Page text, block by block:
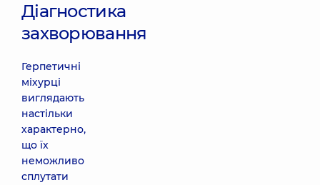
Діагностика
захворювання
Герпетичні
міхурці
виглядають
настільки
характерно,
що їх
неможливо
сплутати